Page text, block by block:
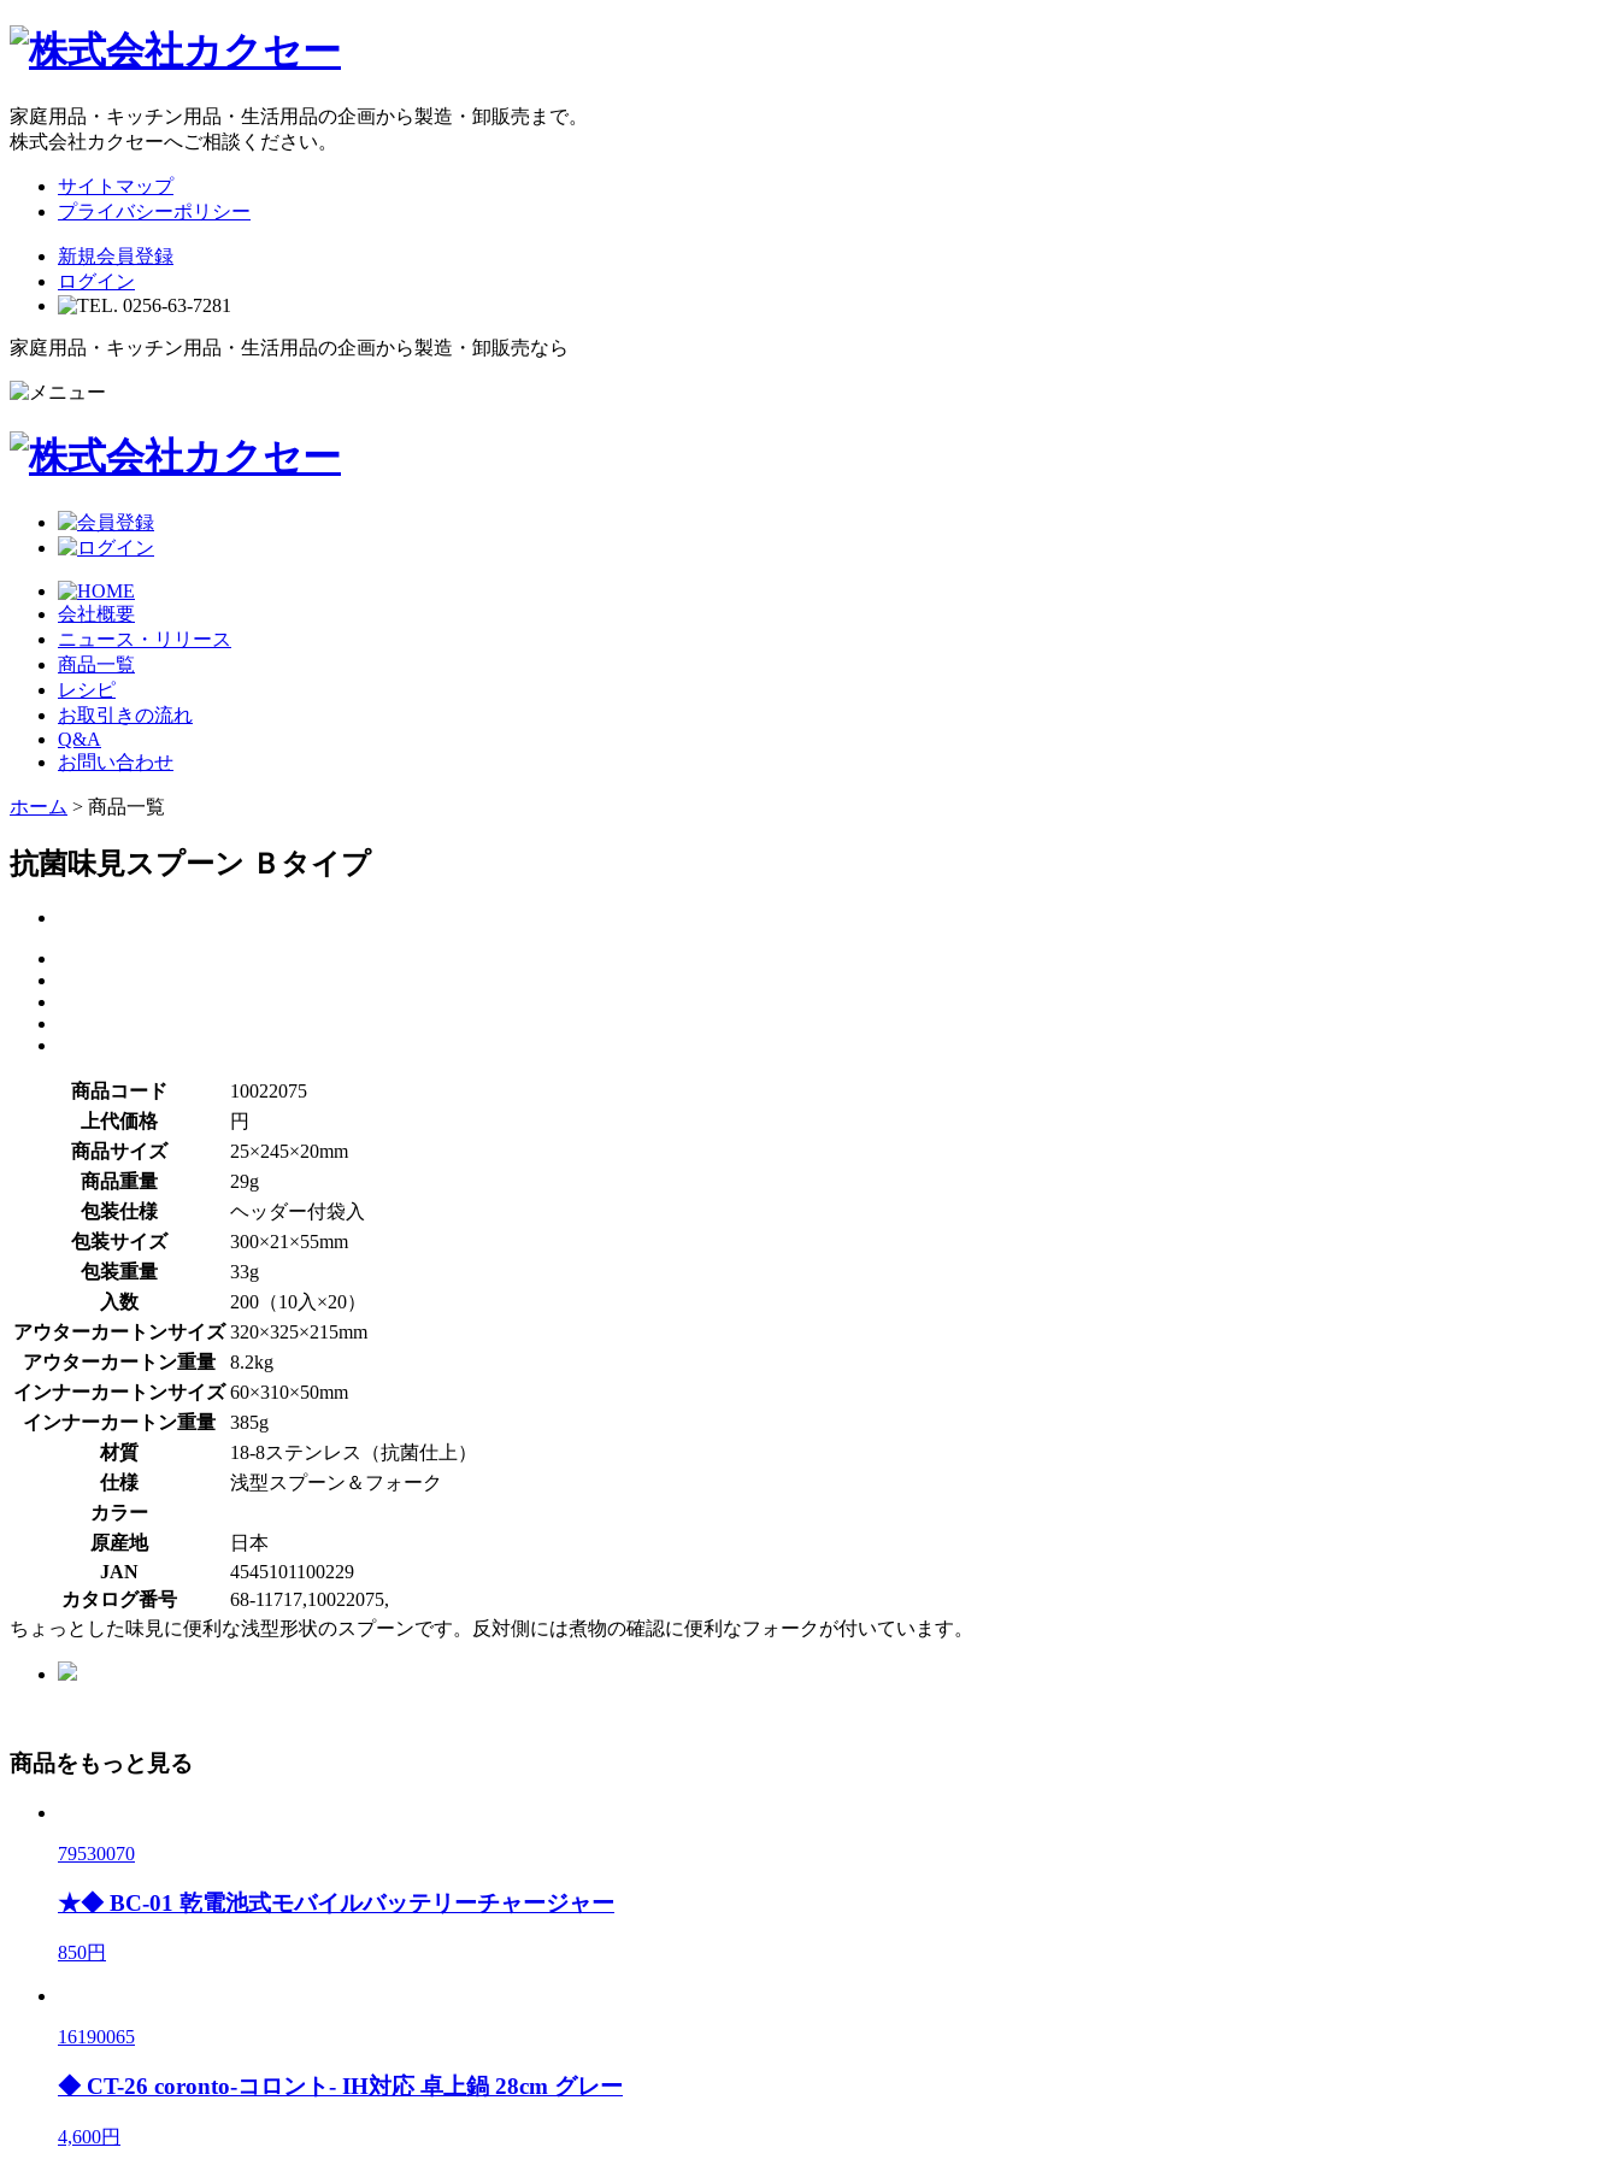
家庭用品・キッチン用品・生活用品の企画から製造・卸販売まで。
株式会社カクセーへご相談ください。
サイトマップ
プライバシーポリシー
新規会員登録
ログイン
家庭用品・キッチン用品・生活用品の企画から製造・卸販売なら
会社概要
ニュース・リリース
商品一覧
レシピ
お取引きの流れ
Q&A
お問い合わせ
ホーム > 商品一覧
抗菌味見スプーン Ｂタイプ
商品コード
10022075
上代価格
円
商品サイズ
25×245×20mm
商品重量
29g
包装仕様
ヘッダー付袋入
包装サイズ
300×21×55mm
包装重量
33g
入数
200（10入×20）
アウターカートンサイズ 320×325×215mm
アウターカートン重量
8.2kg
インナーカートンサイズ 60×310×50mm
インナーカートン重量
385g
材質
18-8ステンレス（抗菌仕上）
仕様
浅型スプーン＆フォーク
カラー
原産地
日本
JAN
4545101100229
カタログ番号
68-11717,10022075,
ちょっとした味見に便利な浅型形状のスプーンです。反対側には煮物の確認に便利なフォークが付いています。
商品をもっと見る
79530070
★◆ BC-01 乾電池式モバイルバッテリーチャージャー
850円
16190065
◆ CT-26 coronto-コロント- IH対応 卓上鍋 28cm グレー
4,600円